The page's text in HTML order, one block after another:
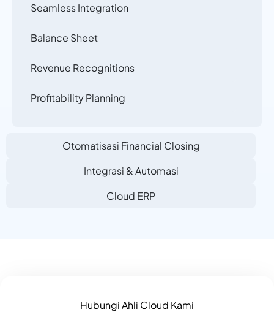
Seamless Integration
Balance Sheet
Revenue Recognitions
Profitability Planning
Otomatisasi Financial Closing
Integrasi & Automasi
Cloud ERP
Hubungi Ahli Cloud Kami